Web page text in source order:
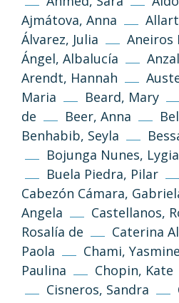
Ajmátova, Anna
Álvarez, Julia
Aneiros
Ángel, Albalucía
Arendt, Hannah
Maria
Beard, Mary
de
Beer, Anna
Benhabib, Seyla
Bojunga Nunes, Lygia
Buela Piedra, Pilar
Cabezón Cámara,
Angela
Castellanos,
Rosalía de
Caterina
Paola
Chami, Yasmine
Paulina
Chopin, Kate
Cisneros, Sandra